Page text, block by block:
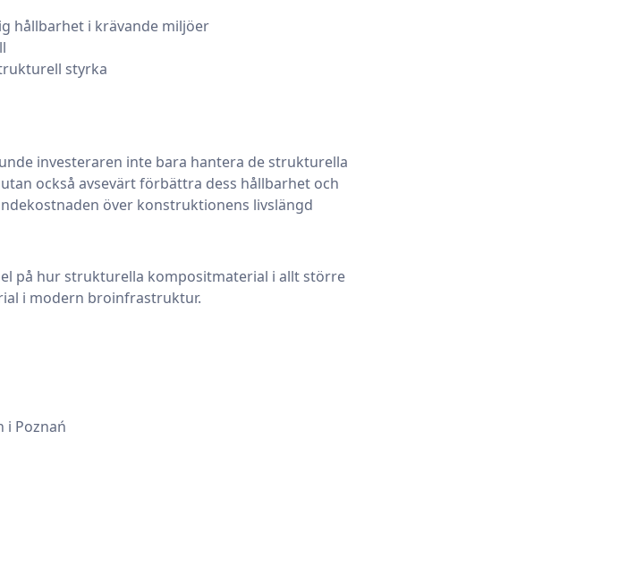
hållbarhet i krävande miljöer
styrka
investeraren inte bara hantera de strukturella
också avsevärt förbättra dess hållbarhet och
över konstruktionens livslängd
på hur strukturella kompositmaterial i allt större
i modern broinfrastruktur.
i Poznań